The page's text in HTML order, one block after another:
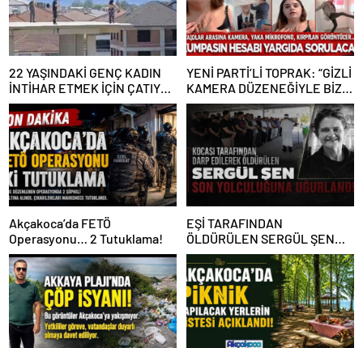
22 YAŞINDAKİ GENÇ KADIN
İNTİHAR ETMEK İÇİN ÇATIYA
ÇIKTI
YENİ PARTİ’Lİ TOPRAK: “GİZLİ
KAMERA DÜZENEĞİYLE BİZE
ALGI OPERASYONU YAPILDI”
Akçakoca’da FETÖ
Operasyonu… 2 Tutuklama!
EŞİ TARAFINDAN
ÖLDÜRÜLEN SERGÜL ŞEN
SON YOLCULUĞUNA
UĞURLANDI